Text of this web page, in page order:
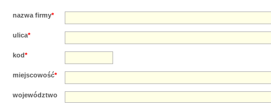
nazwa firmy*
ulica*
kod*
miejscowość*
województwo